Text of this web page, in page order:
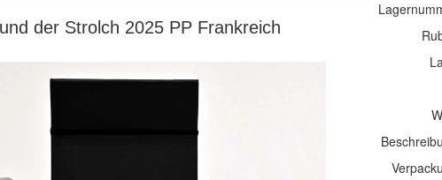
der Strolch 2025 PP Frankreich